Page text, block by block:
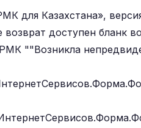
для Казахстана»,
доступен бланк
""Возникла